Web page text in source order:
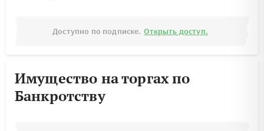
Доступно по подписке. Открыть доступ.
Имущество на торгах по
Банкротству